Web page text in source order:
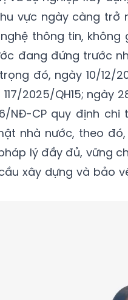
vực ngày càng trở
thông tin, không
đang đứng trước
đó, ngày 10/12/
2025/QH15; ngày
NĐ-CP quy định
nhà nước, theo
lý đầy đủ, vững
xây dựng và bảo